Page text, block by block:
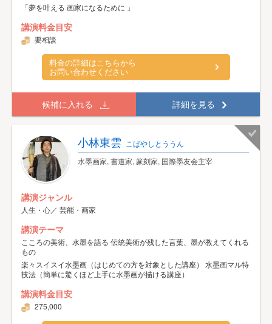
「夢を叶える 画家になるために 」
講演料金目安
要相談
料金の詳細はこちらから
お問い合わせください
候補に入れる 詳細を見る
小林東雲
こばやしとううん
水墨画家, 書道家, 篆刻家, 国際墨友会主宰
講演ジャンル
人生・心／ 芸能・画家
講演テーマ
こころの美術、水墨を語る 伝統美術が残した言葉、墨が教えてくれる
もの
楽々スイスイ水墨画（はじめての方を対象とした講座） 水墨画マル特
技法（簡単に驚くほど上手に水墨画が描ける講座）
講演料金目安
275,000